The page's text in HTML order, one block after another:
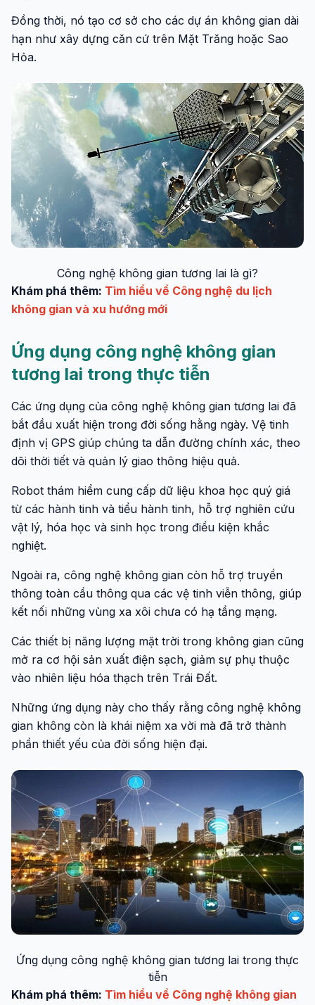
Đồng thời, nó tạo cơ sở cho các dự án không gian dài
hạn như xây dựng căn cứ trên Mặt Trăng hoặc Sao
Hỏa.
Công nghệ không gian tương lai là gì?
Khám phá thêm: Tìm hiểu về Công nghệ du lịch
không gian và xu hướng mới
Ứng dụng công nghệ không gian
tương lai trong thực tiễn
Các ứng dụng của công nghệ không gian tương lai đã
bắt đầu xuất hiện trong đời sống hằng ngày. Vệ tinh
định vị GPS giúp chúng ta dẫn đường chính xác, theo
dõi thời tiết và quản lý giao thông hiệu quả.
Robot thám hiểm cung cấp dữ liệu khoa học quý giá
từ các hành tinh và tiểu hành tinh, hỗ trợ nghiên cứu
vật lý, hóa học và sinh học trong điều kiện khắc
nghiệt.
Ngoài ra, công nghệ không gian còn hỗ trợ truyền
thông toàn cầu thông qua các vệ tinh viễn thông, giúp
kết nối những vùng xa xôi chưa có hạ tầng mạng.
Các thiết bị năng lượng mặt trời trong không gian cũng
mở ra cơ hội sản xuất điện sạch, giảm sự phụ thuộc
vào nhiên liệu hóa thạch trên Trái Đất.
Những ứng dụng này cho thấy rằng công nghệ không
gian không còn là khái niệm xa vời mà đã trở thành
phần thiết yếu của đời sống hiện đại.
Ứng dụng công nghệ không gian tương lai trong thực
tiễn
Khám phá thêm: Tìm hiểu về Công nghệ không gian